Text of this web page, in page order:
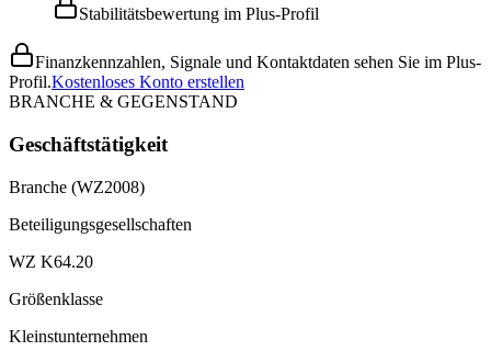
Stabilitätsbewertung im Plus-Profil
Finanzkennzahlen, Signale und Kontaktdaten sehen Sie im Plus-
Profil.Kostenloses Konto erstellen
BRANCHE & GEGENSTAND
Geschäftstätigkeit
Branche (WZ2008)
Beteiligungsgesellschaften
WZ K64.20
Größenklasse
Kleinstunternehmen